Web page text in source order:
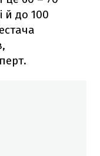
й до 100